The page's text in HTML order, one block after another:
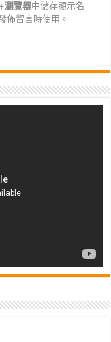
瀏覽器中儲存顯示名
佈留言時使用。